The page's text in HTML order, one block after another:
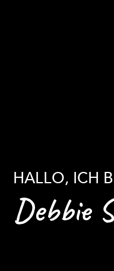
HALLO, ICH
Debbie